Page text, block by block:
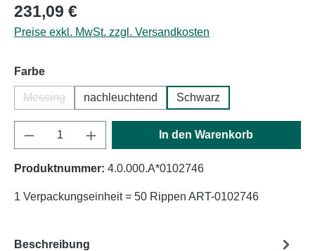
Regulärer Preis:
231,09 €
Preise exkl. MwSt. zzgl. Versandkosten
Farbeauswählen
Messing
(Diese Option ist zurzeit nicht verfügbar.)
nachleuchtend Schwarz
Produkt Anzahl: Gib den gewünschten
In den Warenkorb
Produktnummer: 4.0.000.A*0102746
1 Verpackungseinheit = 50 Rippen ART-0102746
Beschreibung